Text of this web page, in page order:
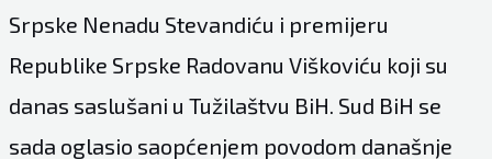
Srpske Nenadu Stevandiću i premijeru
Republike Srpske Radovanu Viškoviću koji su
danas saslušani u Tužilaštvu BiH. Sud BiH se
sada oglasio saopćenjem povodom današnje